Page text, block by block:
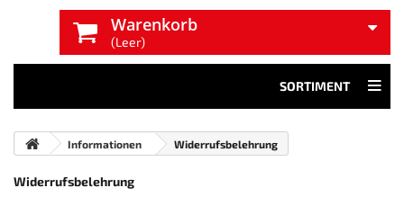
Warenkorb
(Leer)
SORTIMENT
Informationen Widerrufsbelehrung
Widerrufsbelehrung